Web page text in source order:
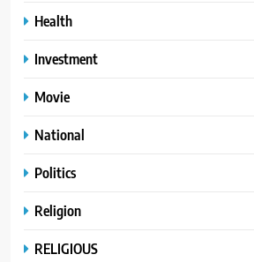
Health
Investment
Movie
National
Politics
Religion
RELIGIOUS